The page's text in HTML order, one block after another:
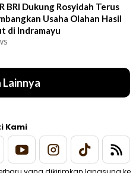
BRI Dukung Rosyidah Terus
Usaha Olahan Hasil
di Indramayu
Kami